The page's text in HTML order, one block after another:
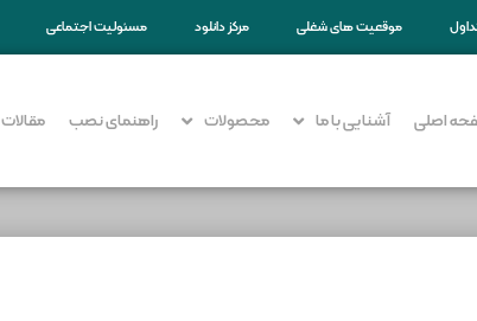
موقعیت های شغلی مرکز دانلود مسئولیت اجتماعی
اصلی آشنایی با ما محصولات راهنمای نصب مقالات